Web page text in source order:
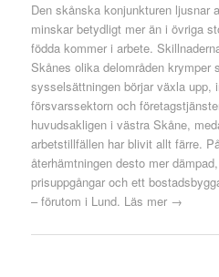
Den skånska konjunkturen ljusnar
minskar betydligt mer än i övriga
födda kommer i arbete.
Skånes olika delområden krymper
sysselsättningen börjar växla upp,
försvarssektorn och
huvudsakligen i västra Skåne,
arbetstillfällen har blivit allt färre.
återhämtningen desto mer
prisuppgångar och ett
– förutom i Lund. Läs mer →